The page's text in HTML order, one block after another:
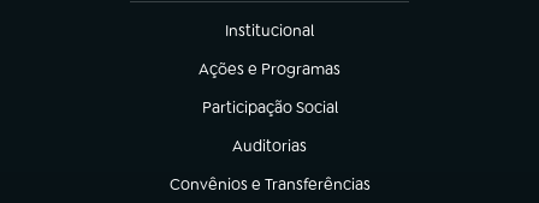
Institucional
(abre em nova aba)
Ações e Programas
(abre em nova aba)
Participação Social
(abre em nova aba)
Auditorias
(abre em nova aba)
Convênios e Transferências
(abre em nova aba)